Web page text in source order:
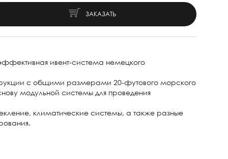
ЗАКАЗАТЬ
ивент-система немецкого
с общими размерами 20-футового морского
модульной системы для проведения
климатические системы, а также разные